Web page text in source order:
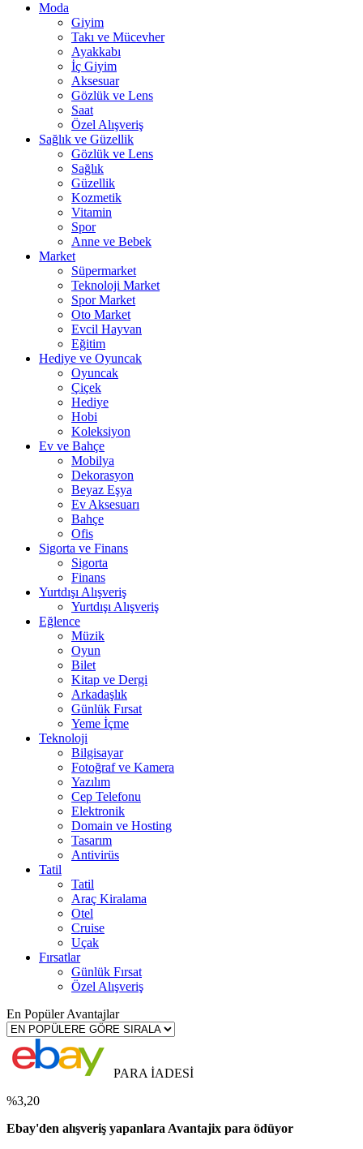
Moda
Giyim
Takı ve Mücevher
Ayakkabı
İç Giyim
Aksesuar
Gözlük ve Lens
Saat
Özel Alışveriş
Sağlık ve Güzellik
Gözlük ve Lens
Sağlık
Güzellik
Kozmetik
Vitamin
Spor
Anne ve Bebek
Market
Süpermarket
Teknoloji Market
Spor Market
Oto Market
Evcil Hayvan
Eğitim
Hediye ve Oyuncak
Oyuncak
Çiçek
Hediye
Hobi
Koleksiyon
Ev ve Bahçe
Mobilya
Dekorasyon
Beyaz Eşya
Ev Aksesuarı
Bahçe
Ofis
Sigorta ve Finans
Sigorta
Finans
Yurtdışı Alışveriş
Yurtdışı Alışveriş
Eğlence
Müzik
Oyun
Bilet
Kitap ve Dergi
Arkadaşlık
Günlük Fırsat
Yeme İçme
Teknoloji
Bilgisayar
Fotoğraf ve Kamera
Yazılım
Cep Telefonu
Elektronik
Domain ve Hosting
Tasarım
Antivirüs
Tatil
Tatil
Araç Kiralama
Otel
Cruise
Uçak
Fırsatlar
Günlük Fırsat
Özel Alışveriş
En Popüler Avantajlar
PARA İADESİ
%3,20
Ebay'den alışveriş yapanlara Avantajix para ödüyor